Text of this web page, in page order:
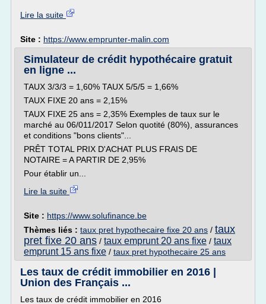
Lire la suite
Site : https://www.emprunter-malin.com
Simulateur de crédit hypothécaire gratuit
en ligne ...
TAUX 3/3/3 = 1,60% TAUX 5/5/5 = 1,66%
TAUX FIXE 20 ans = 2,15%
TAUX FIXE 25 ans = 2,35% Exemples de taux sur le
marché au 06/011/2017 Selon quotité (80%), assurances
et conditions "bons clients"...
PRÊT TOTAL PRIX D'ACHAT PLUS FRAIS DE
NOTAIRE = A PARTIR DE 2,95%
Pour établir un...
Lire la suite
Site : https://www.solufinance.be
Thèmes liés : taux pret hypothecaire fixe 20 ans / taux
pret fixe 20 ans / taux emprunt 20 ans fixe / taux
emprunt 15 ans fixe / taux pret hypothecaire 25 ans
Les taux de crédit immobilier en 2016 |
Union des Français ...
Les taux de crédit immobilier en 2016